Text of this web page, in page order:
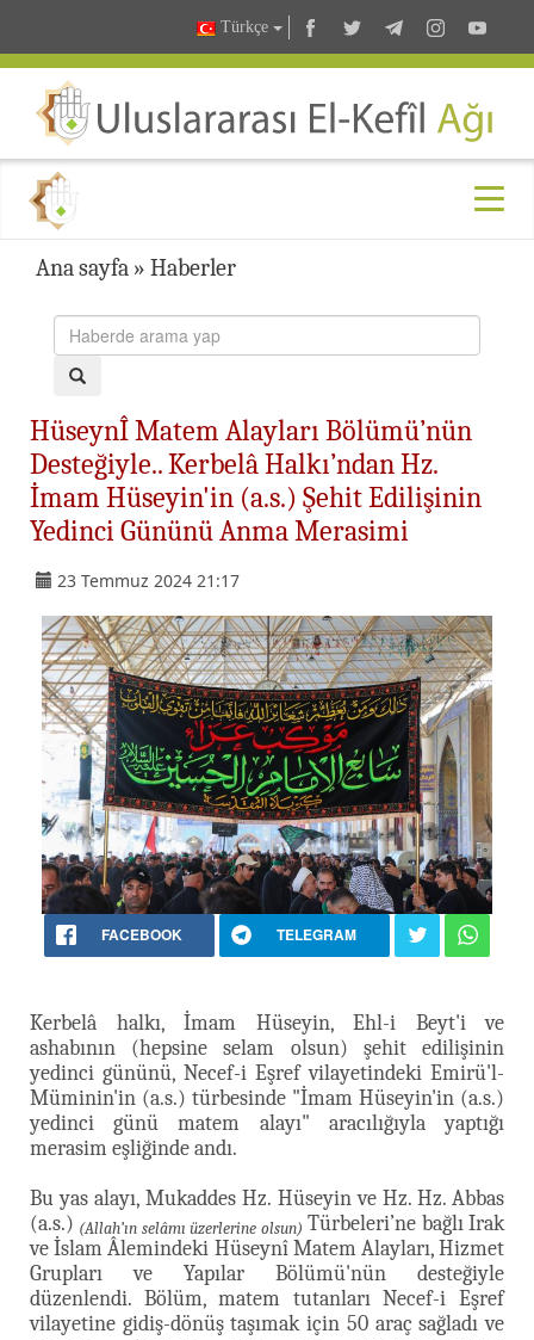
Türkçe
Ana sayfa » Haberler
HüseynÎ Matem Alayları Bölümü’nün
Desteğiyle.. Kerbelâ Halkı’ndan Hz.
İmam Hüseyin'in (a.s.) Şehit Edilişinin
Yedinci Gününü Anma Merasimi
23 Temmuz 2024 21:17
FACEBOOK TELEGRAM
Kerbelâ halkı, İmam Hüseyin, Ehl-i Beyt'i ve
ashabının (hepsine selam olsun) şehit edilişinin
yedinci gününü, Necef-i Eşref vilayetindeki Emirü'l-
Müminin'in (a.s.) türbesinde "İmam Hüseyin'in (a.s.)
yedinci günü matem alayı" aracılığıyla yaptığı
merasim eşliğinde andı.
Bu yas alayı, Mukaddes Hz. Hüseyin ve Hz. Hz. Abbas
(a.s.) (Allah’ın selâmı üzerlerine olsun) Türbeleri’ne bağlı Irak
ve İslam Âlemindeki Hüseynî Matem Alayları, Hizmet
Grupları ve Yapılar Bölümü'nün desteğiyle
düzenlendi. Bölüm, matem tutanları Necef-i Eşref
vilayetine gidiş-dönüş taşımak için 50 araç sağladı ve